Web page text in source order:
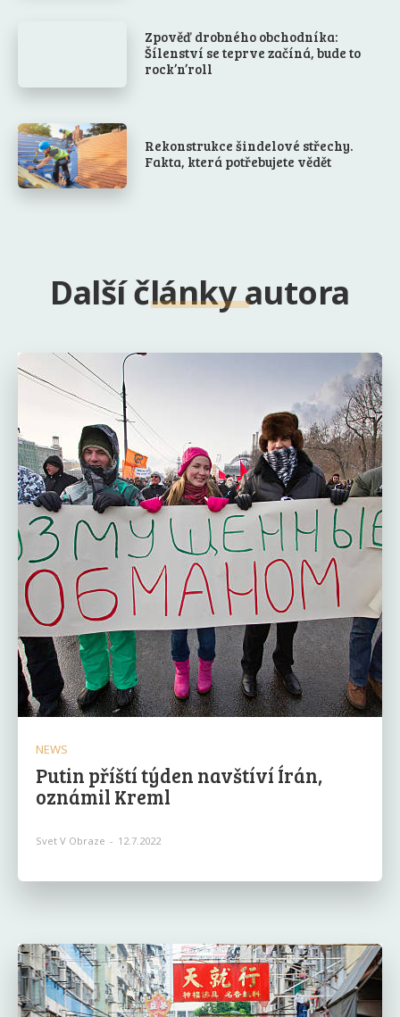
Zpověď drobného obchodníka:
Šílenství se teprve začíná, bude to
rock’n’roll
Rekonstrukce šindelové střechy.
Fakta, která potřebujete vědět
Další články autora
NEWS
Putin příští týden navštíví Írán,
oznámil Kreml
Svet V Obraze - 12.7.2022